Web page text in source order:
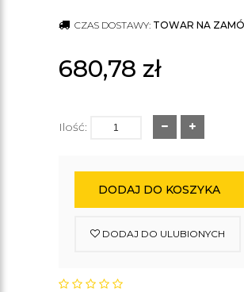
CZAS DOSTAWY: TOWAR NA
680,78 zł
Ilość:
DODAJ DO KOSZYKA
DODAJ DO ULUBIONYCH